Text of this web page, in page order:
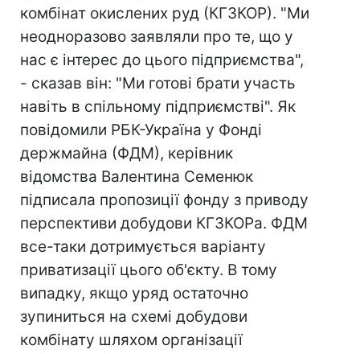
комбінат окислених руд (КГЗКОР). "Ми
неодноразово заявляли про те, що у
нас є інтерес до цього підприємства",
- сказав він: "Ми готові брати участь
навіть в спільному підприємстві". Як
повідомили РБК-Україна у Фонді
держмайна (ФДМ), керівник
відомства Валентина Семенюк
підписала пропозиції фонду з приводу
перспективи добудови КГЗКОРа. ФДМ
все-таки дотримується варіанту
приватизації цього об'єкту. В тому
випадку, якщо уряд остаточно
зупиниться на схемі добудови
комбінату шляхом організації